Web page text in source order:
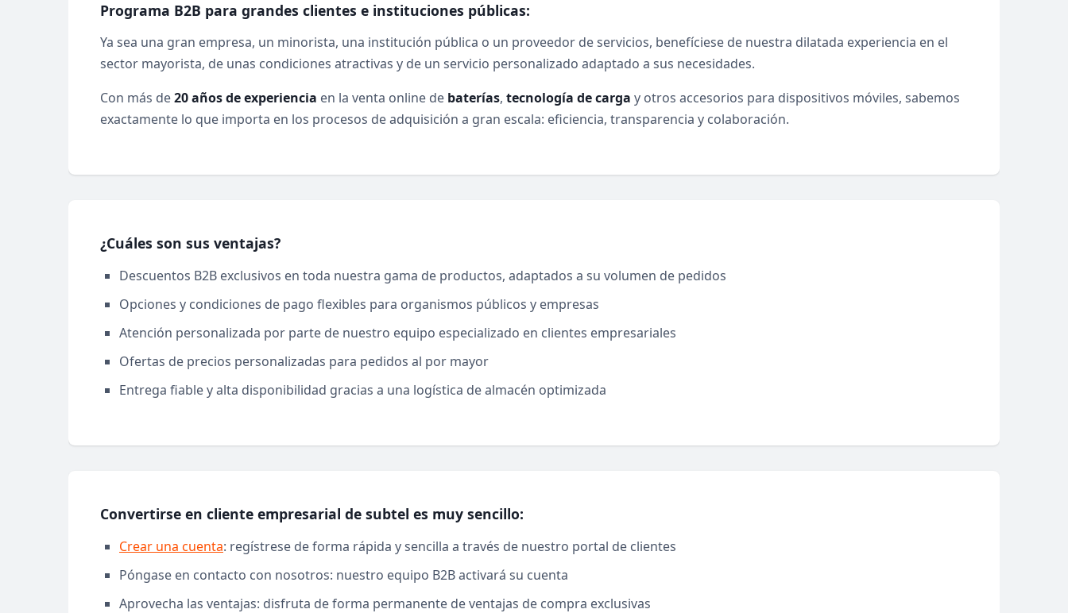
Programa B2B para grandes clientes e instituciones públicas:
Ya sea una gran empresa, un minorista, una institución pública o un proveedor de servicios, benefíciese de nuestra dilatada experiencia en el
sector mayorista, de unas condiciones atractivas y de un servicio personalizado adaptado a sus necesidades.
Con más de20 años de experiencia en la venta online de baterías, tecnología de carga y otros accesorios para dispositivos móviles, sabemos
exactamente lo que importa en los procesos de adquisición a gran escala: eficiencia, transparencia y colaboración.
¿Cuáles son sus ventajas?
Descuentos B2B exclusivos en toda nuestra gama de productos, adaptados a su volumen de pedidos
Opciones y condiciones de pago flexibles para organismos públicos y empresas
Atención personalizada por parte de nuestro equipo especializado en clientes empresariales
Ofertas de precios personalizadas para pedidos al por mayor
Entrega fiable y alta disponibilidad gracias a una logística de almacén optimizada
Convertirse en cliente empresarial de subtel es muy sencillo:
Crear una cuenta: regístrese de forma rápida y sencilla a través de nuestro portal de clientes
Póngase en contacto con nosotros: nuestro equipo B2B activará su cuenta
Aprovecha las ventajas: disfruta de forma permanente de ventajas de compra exclusivas